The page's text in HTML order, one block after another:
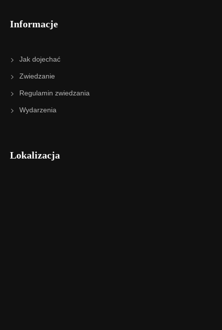
Informacje
Jak dojechać
Zwiedzanie
Regulamin zwiedzania
Wydarzenia
Lokalizacja